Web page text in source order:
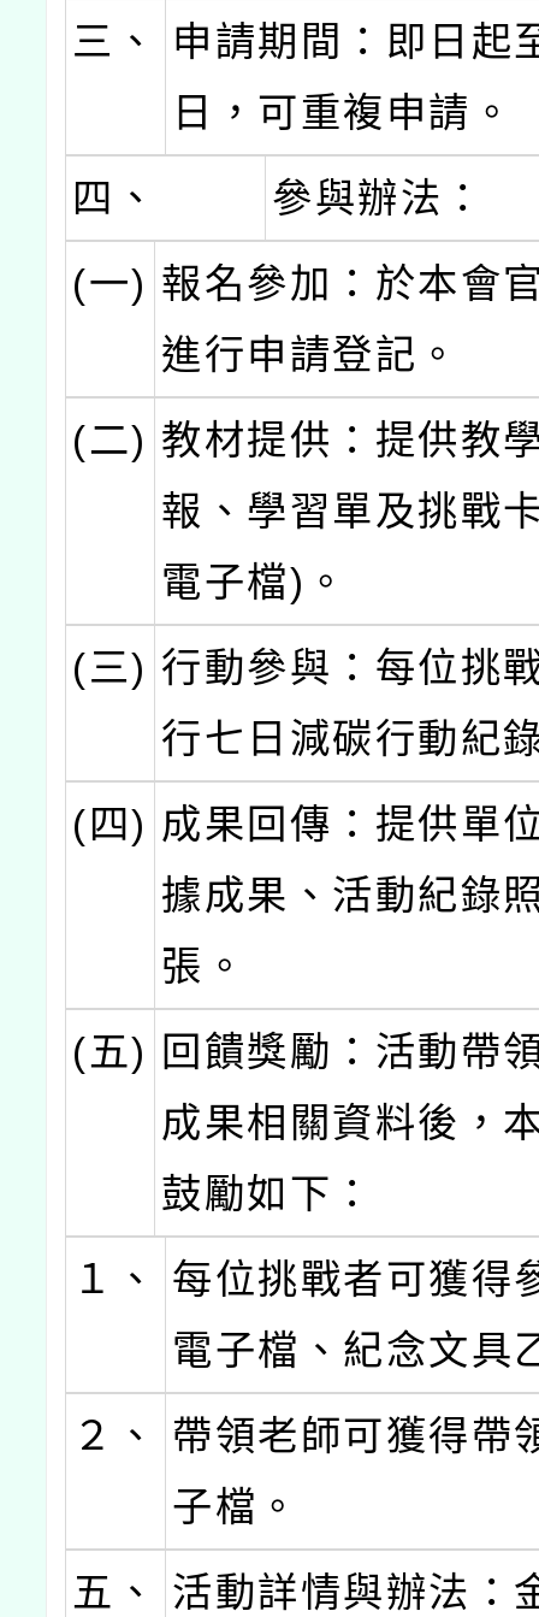
三、
申請期間：即日起
日，可重複申請。
四、
參與辦法：
(一) 報名參加：於本會
進行申請登記。
(二) 教材提供：提供教
報、學習單及挑戰
電子檔)。
(三) 行動參與：每位挑
行七日減碳行動紀
(四) 成果回傳：提供單
據成果、活動紀錄
張。
(五) 回饋獎勵：活動帶
成果相關資料後，
鼓勵如下：
１、
每位挑戰者可獲得
電子檔、紀念文具
２、
帶領老師可獲得帶
子檔。
五、
活動詳情與辦法：